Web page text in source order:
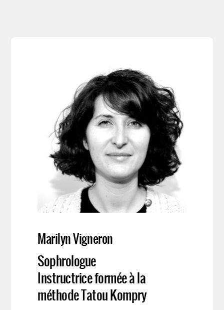
Marilyn Vigneron
Sophrologue
Instructrice formée à la
méthode Tatou Kompry